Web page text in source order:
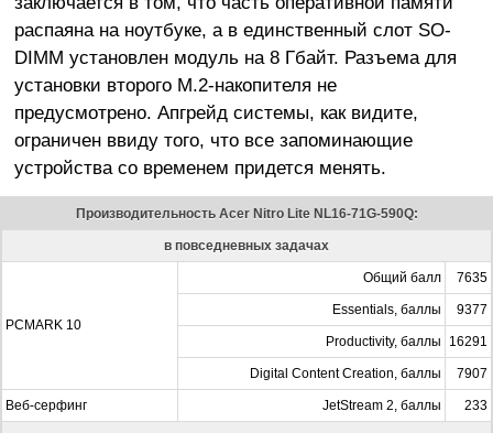
распаяна на ноутбуке, а в единственный слот SO-
DIMM установлен модуль на 8 Гбайт. Разъема для
установки второго M.2-накопителя не
предусмотрено. Апгрейд системы, как видите,
ограничен ввиду того, что все запоминающие
устройства со временем придется менять.
Производительность Acer Nitro Lite NL16-71G-590Q:
в повседневных задачах
PCMARK 10
Общий балл 7635
Essentials, баллы 9377
Productivity, баллы 16291
Digital Content Creation, баллы 7907
Веб-серфинг JetStream 2, баллы 233